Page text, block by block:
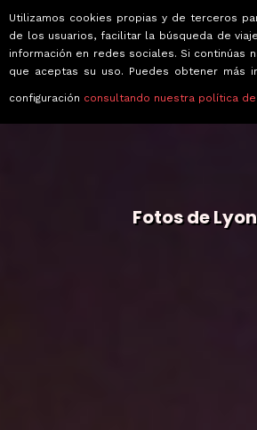
Fotos de Lyon
Utilizamos cookies propias y de terceros
de los usuarios, facilitar la búsqueda de
información en redes sociales. Si continúas
que aceptas su uso. Puedes obtener más
configuración consultando nuestra política